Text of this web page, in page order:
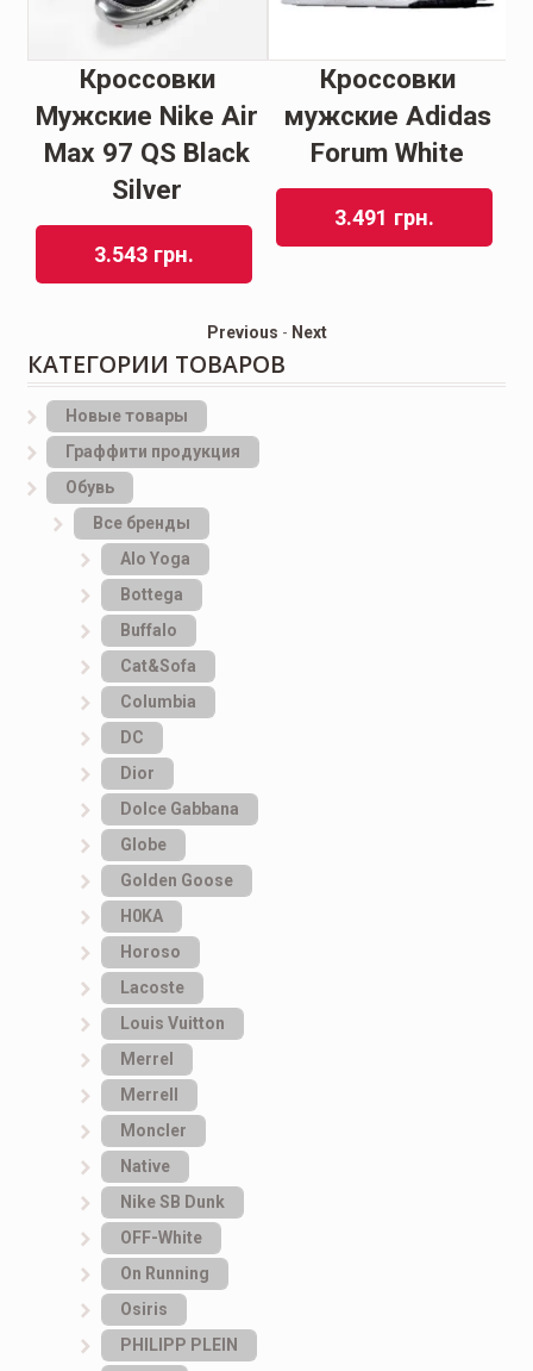
Кроссовки
Мужские Nike Air
Max 97 QS Black
Silver
3.543 грн.
Кроссовки
мужские Adidas
Forum White
3.491 грн.
Previous - Next
КАТЕГОРИИ ТОВАРОВ
Новые товары
Граффити продукция
Обувь
Все бренды
Alo Yoga
Bottеga
Buffalo
Cat&Sofa
Columbia
DC
Dior
Dolce Gabbana
Globe
Golden Goose
H0KA
Horoso
Lacoste
Louis Vuitton
Merrel
Merrell
Moncler
Native
Nike SB Dunk
OFF-White
On Running
Osiris
PHILIPP PLEIN